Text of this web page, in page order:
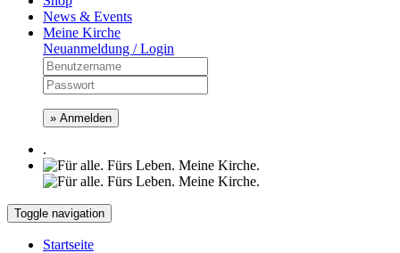
News & Events
Meine Kirche
Neuanmeldung / Login
» Anmelden
.
Toggle navigation
Startseite